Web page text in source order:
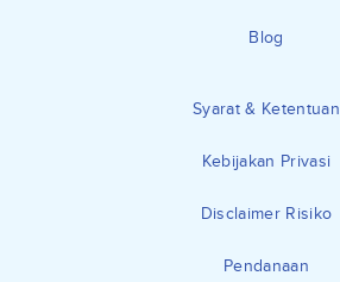
Blog
Syarat & Ketentuan
Kebijakan Privasi
Disclaimer Risiko
Pendanaan